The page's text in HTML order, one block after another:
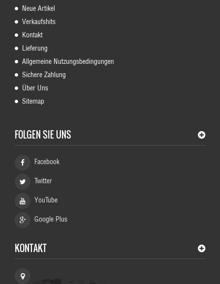
Neue Artikel
Verkaufshits
Kontakt
Lieferung
Allgemeine Nutzungsbedingungen
Sichere Zahlung
Über Uns
Sitemap
FOLGEN SIE UNS
Facebook
Twitter
YouTube
Google Plus
KONTAKT